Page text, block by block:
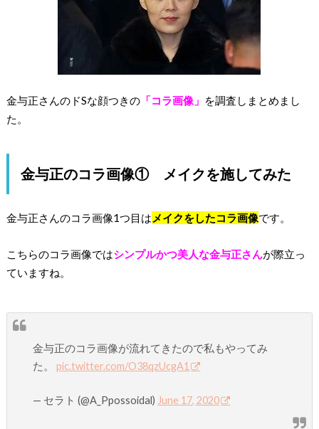
金与正さんのドSな顔つきの「コラ画像」 を調査しまとめまし
た。
金与正のコラ画像① メイクを施してみた
金与正さんのコラ画像1つ目は メイクをしたコラ画像です。
こちらのコラ画像ではシンプルかつ美人な金与正さんが際立っ
ていますね。
金与正のコラ画像が流れてきたので私もやってみ
た。pic.twitter.com/O38qzUcgA1
— セラト (@A_Ppossoidal) June 17, 2020